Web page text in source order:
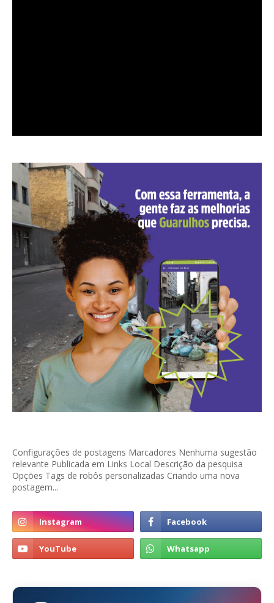
Configurações de postagens Marcadores Nenhuma sugestão
relevante Publicada em Links Local Descrição da pesquisa
Opções Tags de robôs personalizadas Criando uma nova
postagem...